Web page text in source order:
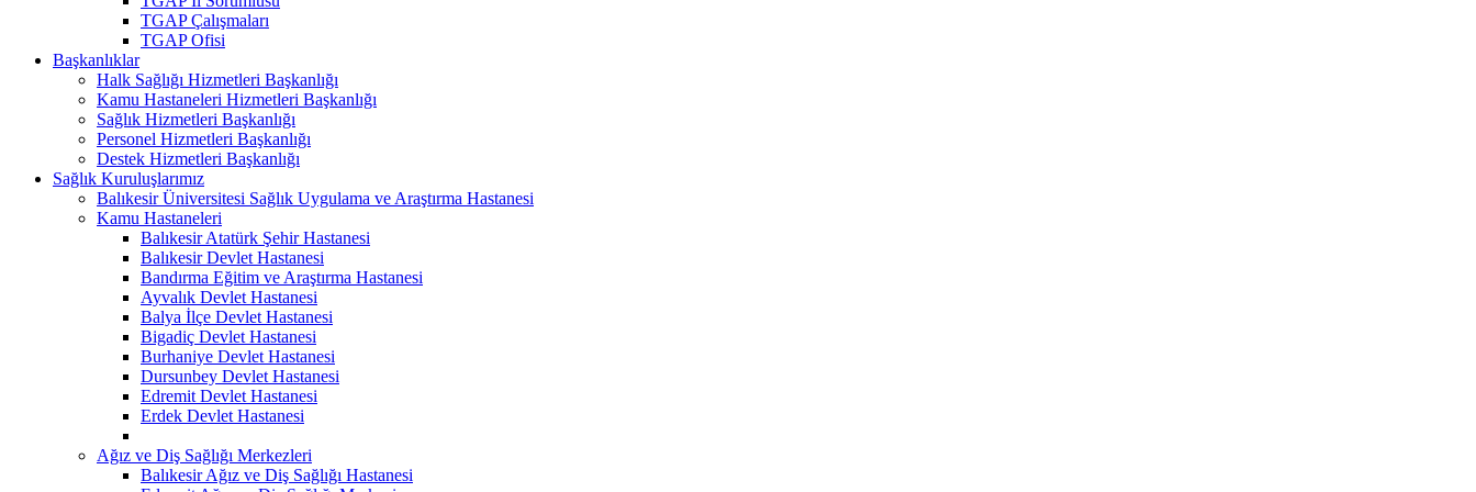
TGAP Çalışmaları
TGAP Ofisi
Başkanlıklar
Halk Sağlığı Hizmetleri Başkanlığı
Kamu Hastaneleri Hizmetleri Başkanlığı
Sağlık Hizmetleri Başkanlığı
Personel Hizmetleri Başkanlığı
Destek Hizmetleri Başkanlığı
Sağlık Kuruluşlarımız
Balıkesir Üniversitesi Sağlık Uygulama ve Araştırma Hastanesi
Kamu Hastaneleri
Balıkesir Atatürk Şehir Hastanesi
Balıkesir Devlet Hastanesi
Bandırma Eğitim ve Araştırma Hastanesi
Ayvalık Devlet Hastanesi
Balya İlçe Devlet Hastanesi
Bigadiç Devlet Hastanesi
Burhaniye Devlet Hastanesi
Dursunbey Devlet Hastanesi
Edremit Devlet Hastanesi
Erdek Devlet Hastanesi
Ağız ve Diş Sağlığı Merkezleri
Balıkesir Ağız ve Diş Sağlığı Hastanesi